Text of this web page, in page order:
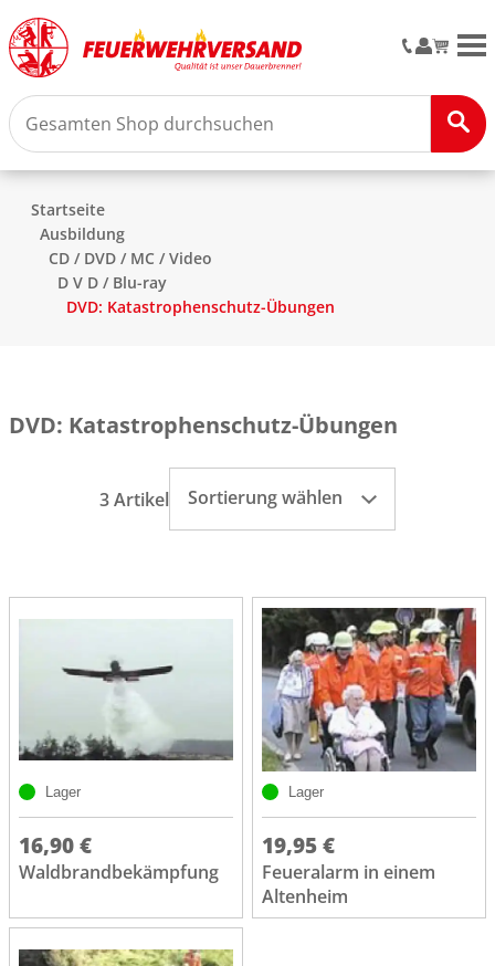
Startseite
Ausbildung
CD / DVD / MC / Video
D V D / Blu-ray
DVD: Katastrophenschutz-Übungen
DVD: Katastrophenschutz-Übungen
3 Artikel Sortierung wählen
Lager
16,90 €
Waldbrandbekämpfung
Lager
19,95 €
Feueralarm in einem
Altenheim